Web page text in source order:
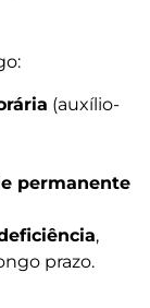
(auxílio-
permanente
,
prazo.